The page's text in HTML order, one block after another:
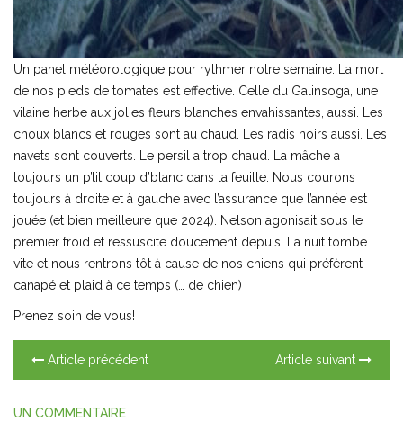
Un panel météorologique pour rythmer notre semaine. La mort
de nos pieds de tomates est effective. Celle du Galinsoga, une
vilaine herbe aux jolies fleurs blanches envahissantes, aussi. Les
choux blancs et rouges sont au chaud. Les radis noirs aussi. Les
navets sont couverts. Le persil a trop chaud. La mâche a
toujours un p’tit coup d’blanc dans la feuille. Nous courons
toujours à droite et à gauche avec l’assurance que l’année est
jouée (et bien meilleure que 2024). Nelson agonisait sous le
premier froid et ressuscite doucement depuis. La nuit tombe
vite et nous rentrons tôt à cause de nos chiens qui préfèrent
canapé et plaid à ce temps (… de chien)
Prenez soin de vous!
Article précédent Article suivant
UN COMMENTAIRE